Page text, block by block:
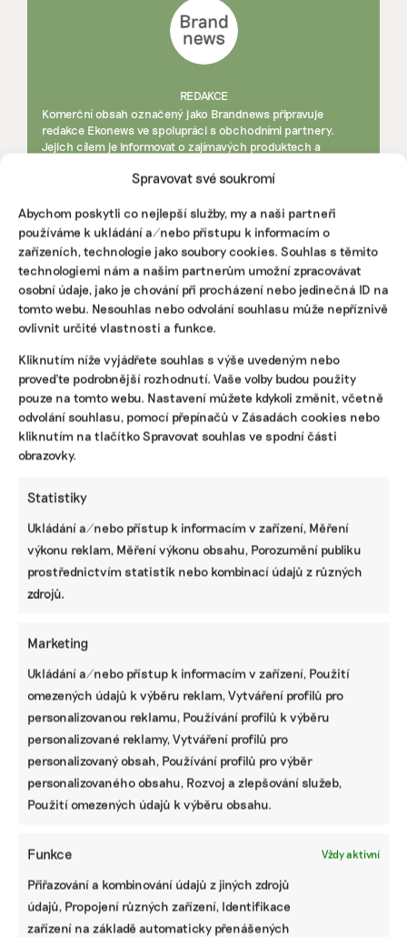
Spravovat své soukromí
Abychom poskytli co nejlepší služby, my a naši partneři
používáme k ukládání a/nebo přístupu k informacím o
zařízeních, technologie jako soubory cookies. Souhlas s těmito
technologiemi nám a našim partnerům umožní zpracovávat
osobní údaje, jako je chování při procházení nebo jedinečná ID na
tomto webu. Nesouhlas nebo odvolání souhlasu může nepříznivě
ovlivnit určité vlastnosti a funkce.
Kliknutím níže vyjádřete souhlas s výše uvedeným nebo
proveďte podrobnější rozhodnutí. Vaše volby budou použity
pouze na tomto webu. Nastavení můžete kdykoli změnit, včetně
odvolání souhlasu, pomocí přepínačů v Zásadách cookies nebo
kliknutím na tlačítko Spravovat souhlas ve spodní části
obrazovky.
Statistiky
Ukládání a/nebo přístup k informacím v zařízení, Měření
výkonu reklam, Měření výkonu obsahu, Porozumění publiku
prostřednictvím statistik nebo kombinací údajů z různých
zdrojů.
Marketing
Ukládání a/nebo přístup k informacím v zařízení, Použití
omezených údajů k výběru reklam, Vytváření profilů pro
personalizovanou reklamu, Používání profilů k výběru
personalizované reklamy, Vytváření profilů pro
personalizovaný obsah, Používání profilů pro výběr
personalizovaného obsahu, Rozvoj a zlepšování služeb,
Použití omezených údajů k výběru obsahu.
Funkce Vždy aktivní
Přiřazování a kombinování údajů z jiných zdrojů
údajů, Propojení různých zařízení, Identifikace
zařízení na základě automaticky přenášených
REDAKCE
Komerční obsah označený jako Brandnews připravuje
redakce Ekonews ve spolupráci s obchodními partnery.
Jejich cílem je informovat o zajímavých produktech a
Reklama
informace dostupné všem.
Díky vaší podpoře se můžeme pustit do témat,
která by jinak nevznikla.
Přispějte na vznik obsahu.